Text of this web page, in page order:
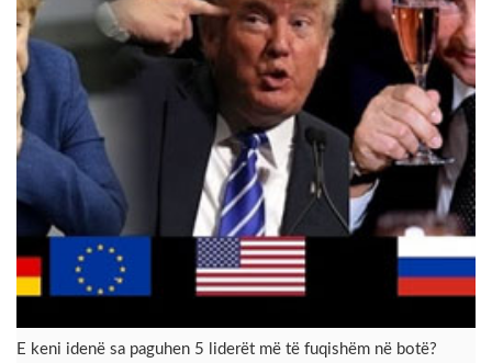
E keni idenë sa paguhen 5 liderët më të fuqishëm në botë?